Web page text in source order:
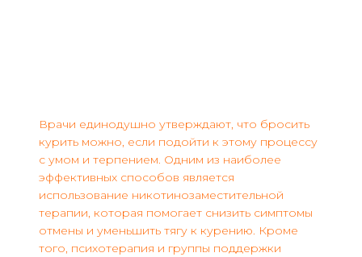
Врачи единодушно утверждают, что бросить
курить можно, если подойти к этому процессу
с умом и терпением. Одним из наиболее
эффективных способов является
использование никотинозаместительной
терапии, которая помогает снизить симптомы
отмены и уменьшить тягу к курению. Кроме
того, психотерапия и группы поддержки